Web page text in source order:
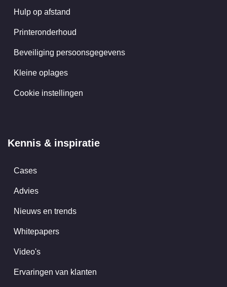
Hulp op afstand
Printeronderhoud
Beveiliging persoonsgegevens
Kleine oplages
Cookie instellingen
Kennis & inspiratie
Cases
Advies
Nieuws en trends
Whitepapers
Video's
Ervaringen van klanten